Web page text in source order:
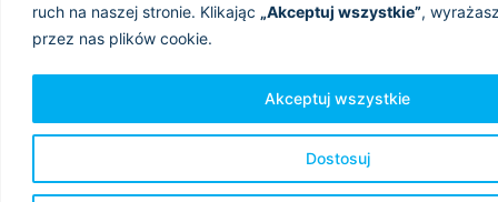
ruch na naszej stronie. Klikając „Akceptuj wszystkie”,
przez nas plików cookie.
Dostosuj
Akceptuj wszystkie